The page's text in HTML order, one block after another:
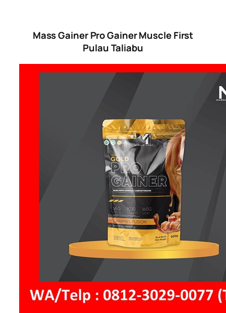
Mass Gainer Pro Gainer Muscle First
Pulau Taliabu